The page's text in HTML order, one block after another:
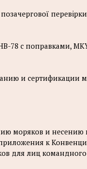
78 с поправками,
и сертификации
моряков и несению
к
лиц командного